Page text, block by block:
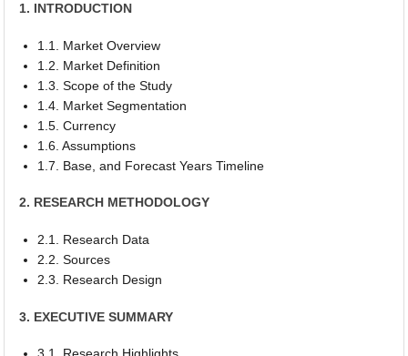
1. INTRODUCTION
1.1. Market Overview
1.2. Market Definition
1.3. Scope of the Study
1.4. Market Segmentation
1.5. Currency
1.6. Assumptions
1.7. Base, and Forecast Years Timeline
2. RESEARCH METHODOLOGY
2.1. Research Data
2.2. Sources
2.3. Research Design
3. EXECUTIVE SUMMARY